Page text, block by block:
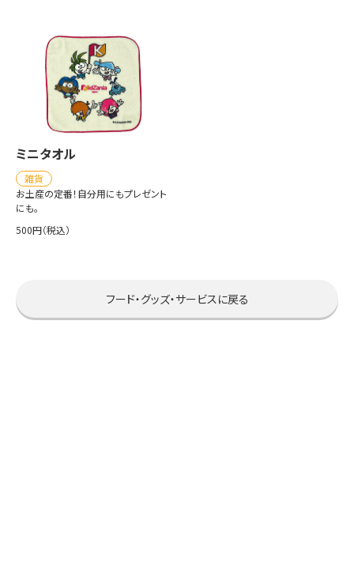
ミニタオル
雑貨
お土産の定番！自分用にもプレゼント
にも。
500円（税込）
フード・グッズ・サービスに戻る